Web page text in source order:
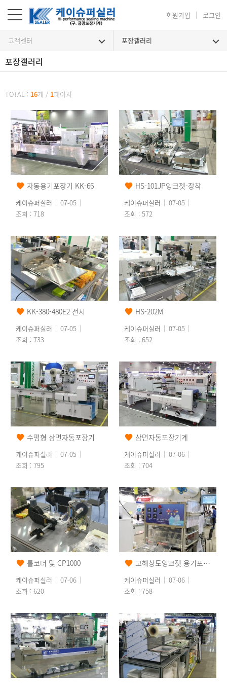
회원가입 로그인
고객센터 포장갤러리
포장갤러리
TOTAL : 16개 / 1페이지
자동용기포장기 KK-66
케이슈퍼실러
07-05
조회 : 718
HS-101JP잉크젯-장착
케이슈퍼실러
07-05
조회 : 572
KK-380-480E2 전시
케이슈퍼실러
07-05
조회 : 733
HS-202M
케이슈퍼실러
07-05
조회 : 652
수평형 삼면자동포장기
케이슈퍼실러
07-05
조회 : 795
삼면자동포장기계
케이슈퍼실러
07-06
조회 : 704
롤코더 및 CP1000
케이슈퍼실러
07-06
조회 : 620
고해상도잉크젯 용기포장기 적용 예
케이슈퍼실러
07-06
조회 : 758